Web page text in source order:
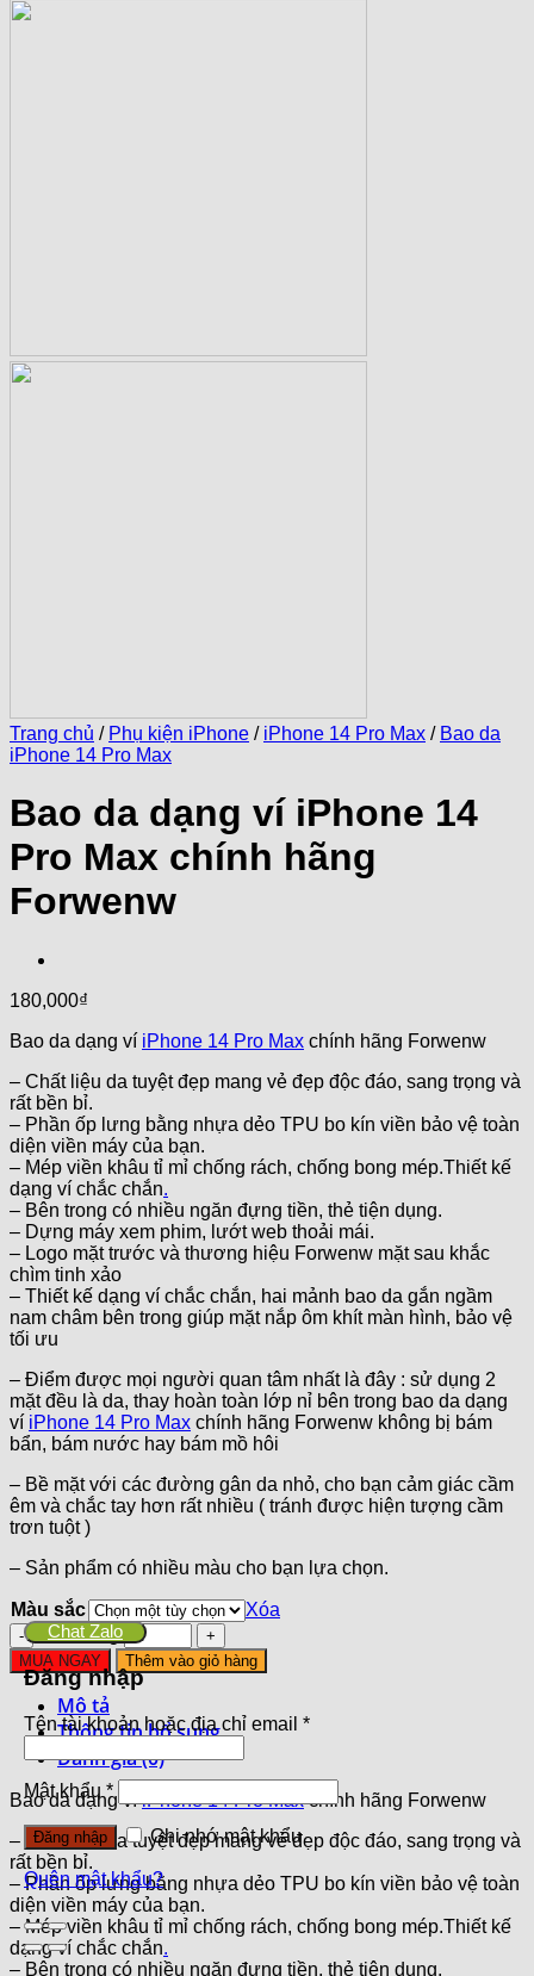
Trang chủ / Phụ kiện iPhone / iPhone 14 Pro Max / Bao da
iPhone 14 Pro Max
Bao da dạng ví iPhone 14
Pro Max chính hãng
Forwenw
180,000₫
Bao da dạng ví iPhone 14 Pro Max chính hãng Forwenw
– Chất liệu da tuyệt đẹp mang vẻ đẹp độc đáo, sang trọng và
rất bền bỉ.
– Phần ốp lưng bằng nhựa dẻo TPU bo kín viền bảo vệ toàn
diện viền máy của bạn.
– Mép viền khâu tỉ mỉ chống rách, chống bong mép.Thiết kế
dạng ví chắc chắn.
– Bên trong có nhiều ngăn đựng tiền, thẻ tiện dụng.
– Dựng máy xem phim, lướt web thoải mái.
– Logo mặt trước và thương hiệu Forwenw mặt sau khắc
chìm tinh xảo
– Thiết kế dạng ví chắc chắn, hai mảnh bao da gắn ngầm
nam châm bên trong giúp mặt nắp ôm khít màn hình, bảo vệ
tối ưu
– Điểm được mọi người quan tâm nhất là đây : sử dụng 2
mặt đều là da, thay hoàn toàn lớp nỉ bên trong bao da dạng
ví iPhone 14 Pro Max chính hãng Forwenw không bị bám
bẩn, bám nước hay bám mồ hôi
– Bề mặt với các đường gân da nhỏ, cho bạn cảm giác cầm
êm và chắc tay hơn rất nhiều ( tránh được hiện tượng cầm
trơn tuột )
– Sản phẩm có nhiều màu cho bạn lựa chọn.
Màu sắc
Xóa
Số lượng
MUA NGAY Thêm vào giỏ hàng
Mô tả
Thông tin bổ sung
Đánh giá (0)
Bao da dạng víiPhone 14 Pro Maxchính hãng Forwenw
– Chất liệu da tuyệt đẹp mang vẻ đẹp độc đáo, sang trọng và
rất bền bỉ.
– Phần ốp lưng bằng nhựa dẻo TPU bo kín viền bảo vệ toàn
diện viền máy của bạn.
– Mép viền khâu tỉ mỉ chống rách, chống bong mép.Thiết kế
dạng ví chắc chắn.
– Bên trong có nhiều ngăn đựng tiền, thẻ tiện dụng.
Chat Zalo
Đăng nhập
Tên tài khoản hoặc địa chỉ email *
Mật khẩu *
Đăng nhập Ghi nhớ mật khẩu
Quên mật khẩu?